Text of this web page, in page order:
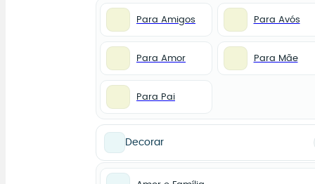
Para Amigos Para Avós
Para Amor Para Mãe
Para Pai
Decorar